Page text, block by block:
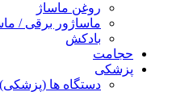
روغن ماساژ
ماساژور برقی /
بادکش
حجامت
پزشکی
دستگاه ها (پزشکی)